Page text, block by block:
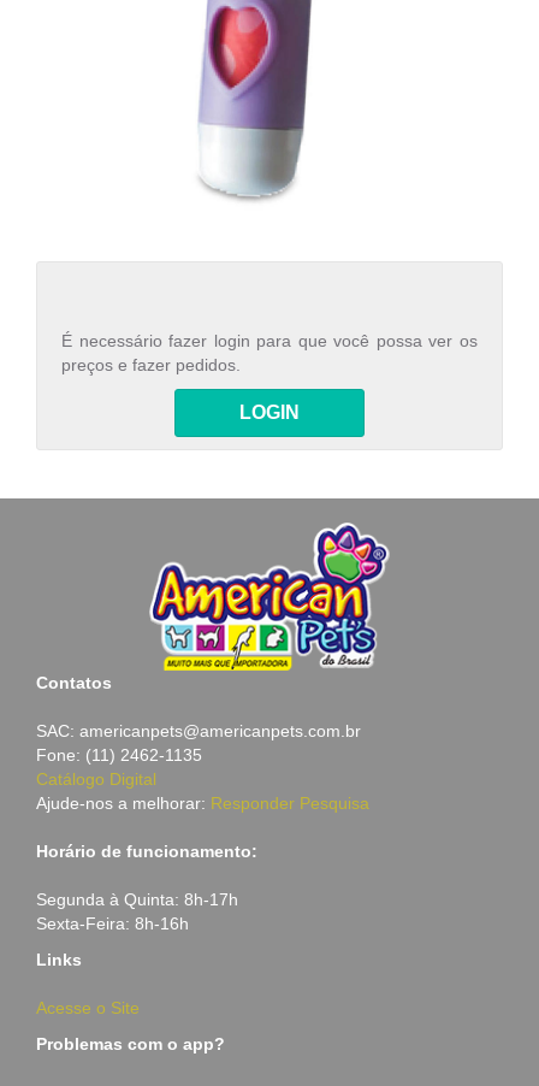
É necessário fazer login para que você possa ver os
preços e fazer pedidos.
LOGIN
Contatos
SAC: americanpets@americanpets.com.br
Fone: (11) 2462-1135
Catálogo Digital
Ajude-nos a melhorar: Responder Pesquisa
Horário de funcionamento:
Segunda à Quinta: 8h-17h
Sexta-Feira: 8h-16h
Links
Acesse o Site
Problemas com o app?